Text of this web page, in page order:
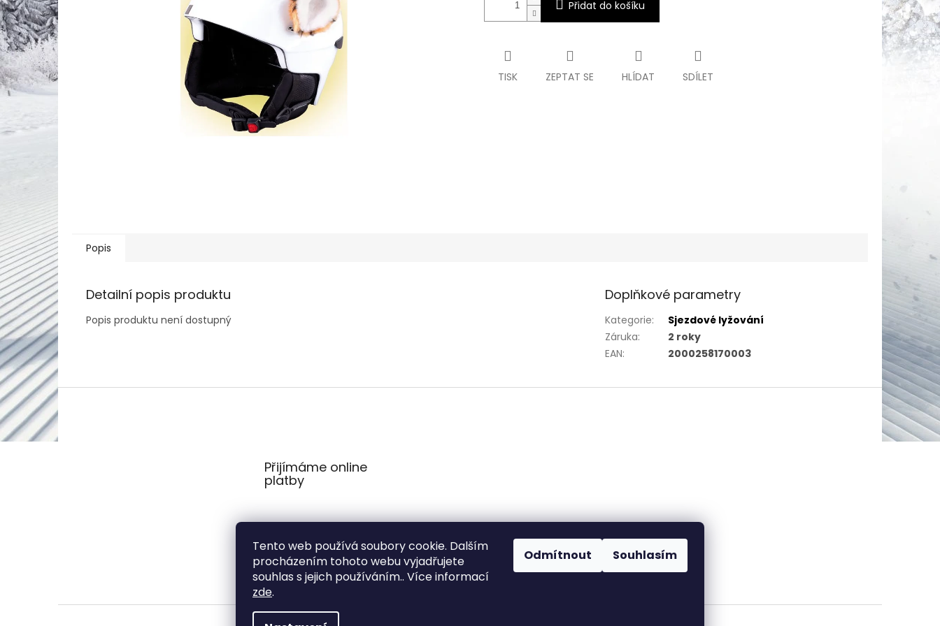
Tento web používá soubory cookie. Dalším
procházením tohoto webu vyjadřujete
souhlas s jejich používáním.. Více informací
zde.
Odmítnout Souhlasím
Přidat do košíku
TISK ZEPTAT SE HLÍDAT SDÍLET
Popis
Detailní popis produktu
Popis produktu není dostupný
Doplňkové parametry
Kategorie:
Sjezdové lyžování
Záruka:
2 roky
EAN: 2000258170003
Z
á
p
a
Přijímáme online
platby